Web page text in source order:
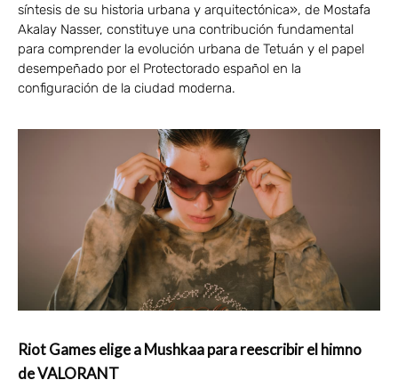
síntesis de su historia urbana y arquitectónica», de Mostafa
Akalay Nasser, constituye una contribución fundamental
para comprender la evolución urbana de Tetuán y el papel
desempeñado por el Protectorado español en la
configuración de la ciudad moderna.
Riot Games elige a Mushkaa para reescribir el himno
de VALORANT